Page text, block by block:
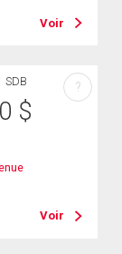
Voir
SDB
$
Voir
?